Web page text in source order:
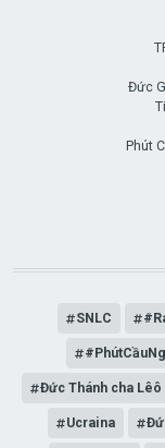
Đức
Phút
SNLC
Đức Thánh cha Lêô
Ucraina